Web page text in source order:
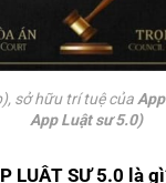
sở hữu trí tuệ của
App Luật sư 5.0)
LUẬT SƯ 5.0 là